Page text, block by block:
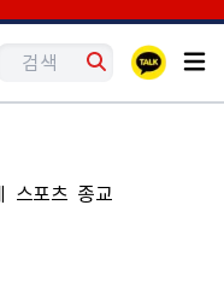
스포츠 종교